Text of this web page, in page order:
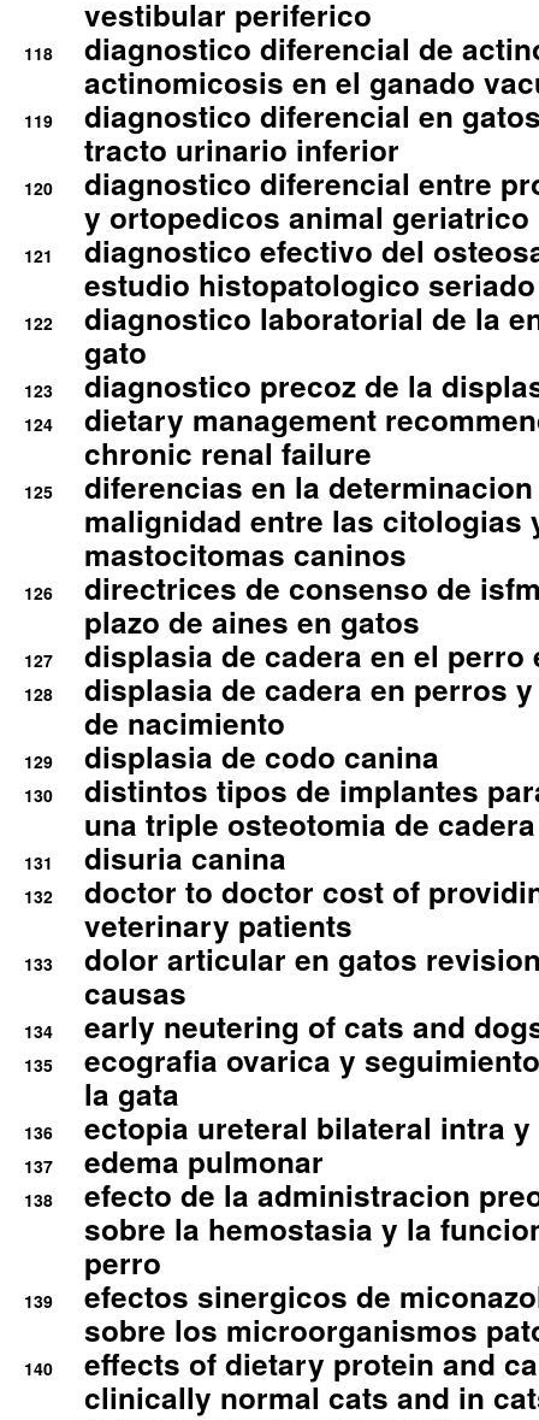
vestibular periferico
118
diagnostico diferencial de
actinomicosis en el ganado
119
diagnostico diferencial en
tracto urinario inferior
120
diagnostico diferencial entre
y ortopedicos animal geriatrico
121
diagnostico efectivo del
estudio histopatologico seriado
122
diagnostico laboratorial de la
gato
123 diagnostico precoz de la
124
dietary management
chronic renal failure
125
diferencias en la
malignidad entre las citologias
mastocitomas caninos
126
directrices de consenso de
plazo de aines en gatos
127 displasia de cadera en el perro
128
displasia de cadera en perros
de nacimiento
129 displasia de codo canina
130
distintos tipos de implantes
una triple osteotomia de cadera
131 disuria canina
132
doctor to doctor cost of
veterinary patients
133
dolor articular en gatos
causas
134 early neutering of cats and
135
ecografia ovarica y
la gata
136 ectopia ureteral bilateral intra
137 edema pulmonar
138
efecto de la administracion
sobre la hemostasia y la
perro
139
efectos sinergicos de
sobre los microorganismos
140
effects of dietary protein and
clinically normal cats and in